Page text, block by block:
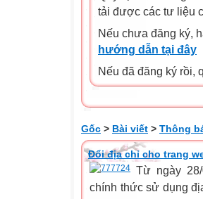
tải được các tư liệu
Nếu chưa đăng ký,
hướng dẫn tại đây
Nếu đã đăng ký rồi,
Gốc > Bài viết > Thông
Đổi địa chỉ cho trang
Từ ngày
chính thức sử dụng